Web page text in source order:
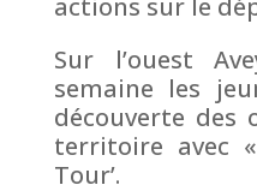
actions sur le
Sur l’ouest
semaine les
découverte des
territoire avec «
Tour’.